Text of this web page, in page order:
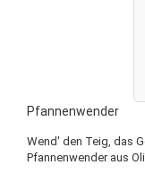
Pfannenwender
Wend' den Teig, das
Pfannenwender aus